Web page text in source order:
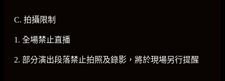
C. 拍攝限制
1. 全場禁止直播
2. 部分演出段落禁止拍照及錄影，將於現場另行提醒